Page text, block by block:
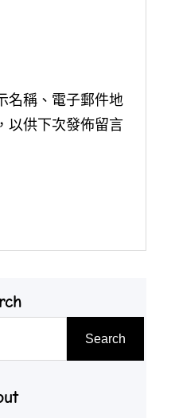
名稱、電子郵件地
以供下次發佈留言
Search